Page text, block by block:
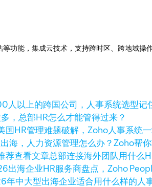
功能，集成云技术，支持跨时区、跨地域操
人以上的跨国公司，人事系统选型记
，总部HR怎么才能管得过来？
国HR管理难题破解，Zoho人事系统
海，人力资源管理怎么办？Zoho帮你
查看文章总部连接海外团队用什么
出海企业HR服务商盘点，Zoho
年中大型出海企业适合用什么样的人